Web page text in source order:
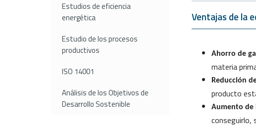
Estudios de eficiencia
energética
Estudio de los procesos
productivos
ISO 14001
Análisis de los Objetivos de
Desarrollo Sostenible
Ventajas de la
Ahorro de
materia
Reducción
producto
Aumento de
conseguirlo,